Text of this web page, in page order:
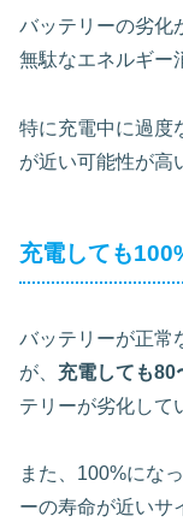
バッテリーの劣化
無駄なエネルギー
特に充電中に過度
が近い可能性が高
充電しても
バッテリーが正常
が、 充電しても80
テリーが劣化して
また、100%にな
ーの寿命が近いサ